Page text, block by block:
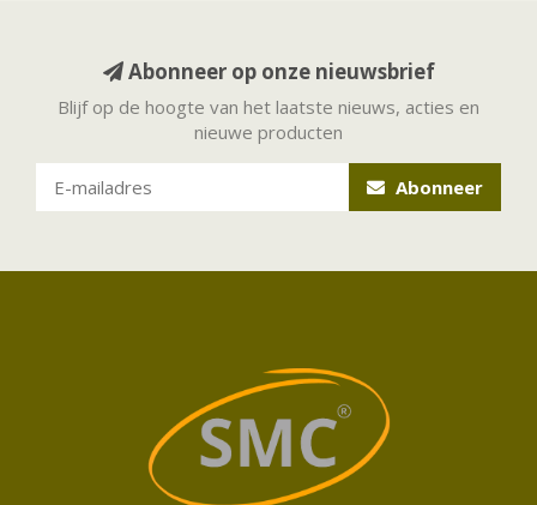
Abonneer op onze nieuwsbrief
Blijf op de hoogte van het laatste nieuws, acties en
nieuwe producten
Abonneer